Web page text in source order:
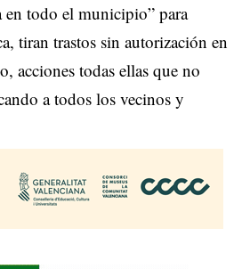
en todo el municipio” para
tiran trastos sin autorización en
acciones todas ellas que no
a todos los vecinos y